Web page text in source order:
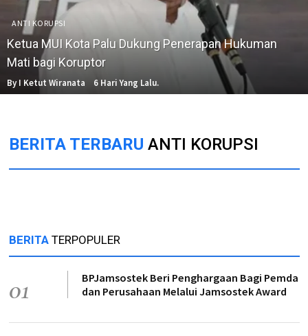
ANTI KORUPSI
Ketua MUI Kota Palu Dukung Penerapan Hukuman
Mati bagi Koruptor
By I Ketut Wiranata 6 Hari Yang Lalu.
BERITA TERBARU ANTI KORUPSI
BERITA TERPOPULER
01
BPJamsostek Beri Penghargaan Bagi Pemda
dan Perusahaan Melalui Jamsostek Award